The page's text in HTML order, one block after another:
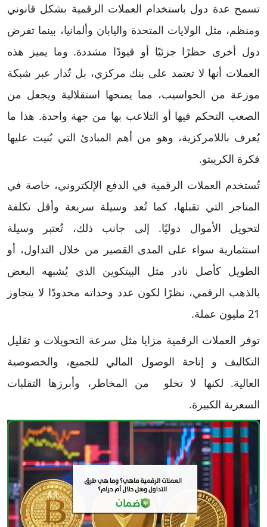
تسمح عدة دول باستخدام العملات الرقمية بشكل قانوني
ومنظم، مثل الولايات المتحدة واليابان وألمانيا، بينما تفرض
دول أخرى حظرًا جزئيًا أو قيودًا مشددة. وما يميز هذه
العملات أنها لا تعتمد على بنك مركزي، بل تُدار عبر شبكة
موزعة من الحواسيب، مما يمنحها استقلالية ويجعل من
الصعب التحكم فيها أو التلاعب بها من جهة واحدة. هذا ما
يُعرف باللامركزية، وهو من أهم المبادئ التي بُنيت عليها
فكرة الكريبتو.
تُستخدم العملات الرقمية في الدفع الإلكتروني، خاصة في
المتاجر التي تقبلها، كما تُعد وسيلة سريعة وأقل تكلفة
لتحويل الأموال دوليًا. إلى جانب ذلك، تُعتبر وسيلة
استثمارية سواء على المدى القصير من خلال التداول، أو
الطويل كأصل نادر مثل البيتكوين الذي يُشبهه البعض
بالذهب الرقمي، نظرًا لكون عدد وحداته محدودًا لا يتجاوز
21 مليون عملة.
توفر العملات الرقمية مزايا مثل سرعة التحويلات و تقليل
التكاليف و إتاحة الوصول المالي للجميع، والخصوصية
العالية. لكنها لا تخلو من المخاطر، وأبرزها التقلبات
السعرية الكبيرة.